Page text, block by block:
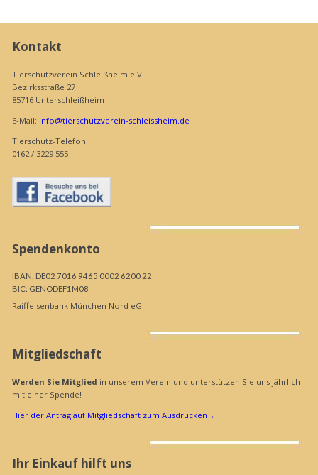
Kontakt
Tierschutzverein Schleißheim e.V.
Bezirksstraße 27
85716 Unterschleißheim
E-Mail: info@tierschutzverein-schleissheim.de
Tierschutz-Telefon
0162 / 3229 555
Spendenkonto
IBAN: DE02 7016 9465 0002 6200 22
BIC: GENODEF1M08
Raiffeisenbank München Nord eG
Mitgliedschaft
Werden Sie Mitglied in unserem Verein und unterstützen Sie uns jährlich
mit einer Spende!
Hier der Antrag auf Mitgliedschaft zum Ausdrucken →
Ihr Einkauf hilft uns